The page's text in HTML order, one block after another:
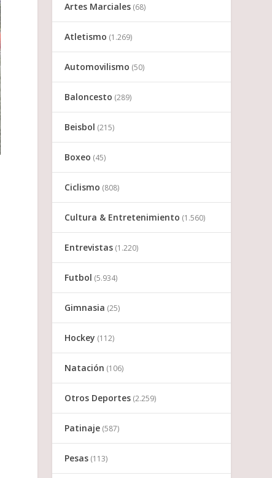
Artes Marciales (68)
Atletismo (1.269)
Automovilismo (50)
Baloncesto (289)
Beisbol (215)
Boxeo (45)
Ciclismo (808)
Cultura & Entretenimiento (1.560)
Entrevistas (1.220)
Futbol (5.934)
Gimnasia (25)
Hockey (112)
Natación (106)
Otros Deportes (2.259)
Patinaje (587)
Pesas (113)